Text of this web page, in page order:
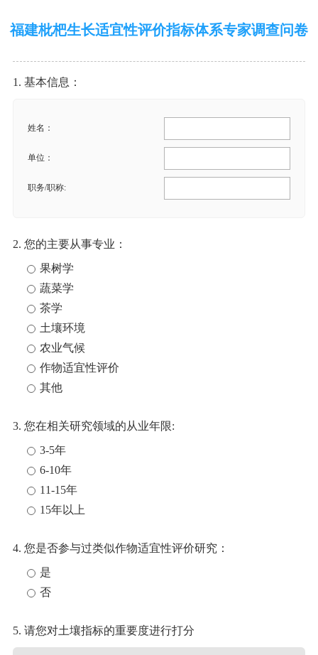
福建枇杷生长适宜性评价指标体系专家调查问卷
1. 基本信息：
姓名：
单位：
职务/职称:
2. 您的主要从事专业：
果树学
蔬菜学
茶学
土壤环境
农业气候
作物适宜性评价
其他
3. 您在相关研究领域的从业年限:
3-5年
6-10年
11-15年
15年以上
4. 您是否参与过类似作物适宜性评价研究：
是
否
5. 请您对土壤指标的重要度进行打分